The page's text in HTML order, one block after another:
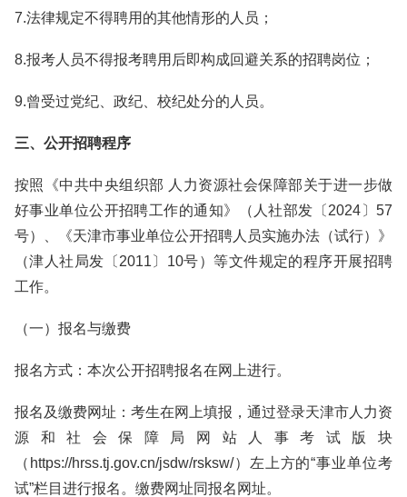
7.法律规定不得聘用的其他情形的人员；
8.报考人员不得报考聘用后即构成回避关系的招聘岗位；
9.曾受过党纪、政纪、校纪处分的人员。
三、公开招聘程序
按照《中共中央组织部 人力资源社会保障部关于进一步做
好事业单位公开招聘工作的通知》（人社部发〔2024〕57
号）、《天津市事业单位公开招聘人员实施办法（试行）》
（津人社局发〔2011〕10号）等文件规定的程序开展招聘
工作。
（一）报名与缴费
报名方式：本次公开招聘报名在网上进行。
报名及缴费网址：考生在网上填报，通过登录天津市人力资
源和社会保障局网站人事考试版块
（https://hrss.tj.gov.cn/jsdw/rsksw/）左上方的“事业单位考
试”栏目进行报名。缴费网址同报名网址。